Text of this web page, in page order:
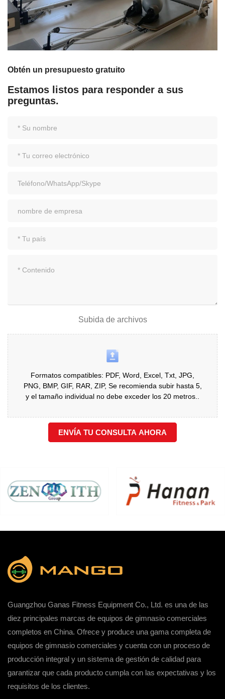
Obtén un presupuesto gratuito
Estamos listos para responder a sus
preguntas.
Subida de archivos
Formatos compatibles: PDF, Word, Excel, Txt, JPG,
PNG, BMP, GIF, RAR, ZIP, Se recomienda subir hasta 5,
y el tamaño individual no debe exceder los 20 metros..
ENVÍA TU CONSULTA AHORA
Guangzhou Ganas Fitness Equipment Co., Ltd. es una de las
diez principales marcas de equipos de gimnasio comerciales
completos en China. Ofrece y produce una gama completa de
equipos de gimnasio comerciales y cuenta con un proceso de
producción integral y un sistema de gestión de calidad para
garantizar que cada producto cumpla con las expectativas y los
requisitos de los clientes.